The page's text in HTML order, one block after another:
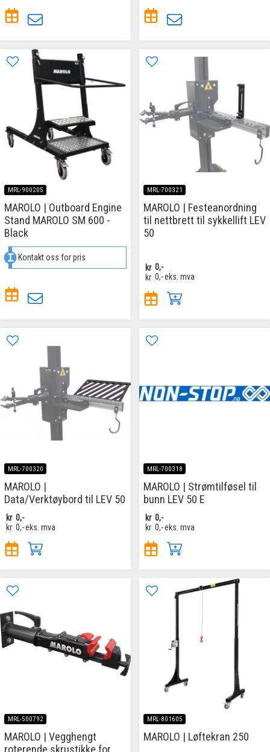
MRL-900205
MAROLO | Outboard Engine
Stand MAROLO SM 600 -
Black
Kontakt oss for pris
MRL-700321
MAROLO | Festeanordning
til nettbrett til sykkellift LEV
50
kr 0,-
kr 0,-eks. mva
MRL-700320
MAROLO |
Data/Verktøybord til LEV 50
kr 0,-
kr 0,-eks. mva
MRL-700318
MAROLO | Strømtilføsel til
bunn LEV 50 E
kr 0,-
kr 0,-eks. mva
MRL-500792
MAROLO | Vegghengt
roterende skrustikke for
MRL-801605
MAROLO | Løftekran 250